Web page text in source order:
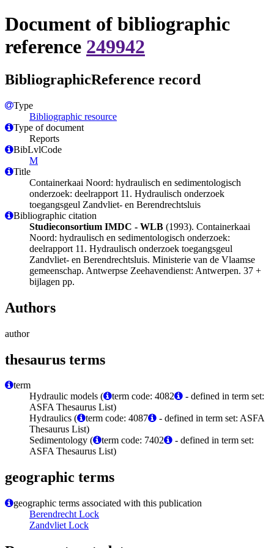
Document of bibliographic
reference 249942
BibliographicReference record
Type
Bibliographic resource
Type of document
Reports
BibLvlCode
M
Title
Containerkaai Noord: hydraulisch en sedimentologisch
onderzoek: deelrapport 11. Hydraulisch onderzoek
toegangsgeul Zandvliet- en Berendrechtsluis
Bibliographic citation
Studieconsortium IMDC - WLB (1993). Containerkaai
Noord: hydraulisch en sedimentologisch onderzoek:
deelrapport 11. Hydraulisch onderzoek toegangsgeul
Zandvliet- en Berendrechtsluis. Ministerie van de Vlaamse
gemeenschap. Antwerpse Zeehavendienst: Antwerpen. 37 +
bijlagen pp.
Authors
author
thesaurus terms
term
Hydraulic models (
term code: 4082
- defined in term set:
ASFA Thesaurus List)
Hydraulics (
term code: 4087
- defined in term set: ASFA
Thesaurus List)
Sedimentology (
term code: 7402
- defined in term set:
ASFA Thesaurus List)
geographic terms
geographic terms associated with this publication
Berendrecht Lock
Zandvliet Lock